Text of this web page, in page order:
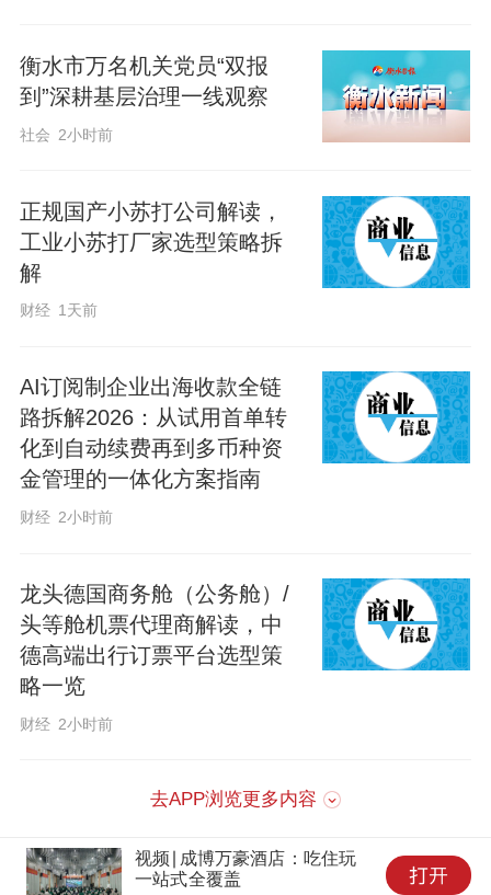
督导、督办，倒逼全员履职尽责、攻坚破
难，全力推动电子银行业务高质量发展。
衡水市万名机关党员“双报
到”深耕基层治理一线观察
社会 2小时前
正规国产小苏打公司解读，
工业小苏打厂家选型策略拆
解
财经 1天前
AI订阅制企业出海收款全链
路拆解2026：从试用首单转
化到自动续费再到多币种资
金管理的一体化方案指南
财经 2小时前
龙头德国商务舱（公务舱）/
头等舱机票代理商解读，中
德高端出行订票平台选型策
略一览
财经 2小时前
去APP浏览更多内容
视频∣成博万豪酒店：吃住玩
一站式全覆盖